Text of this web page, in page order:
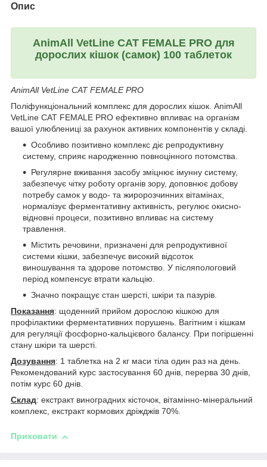
Опис
AnimAll VetLine CAT FEMALE PRO для
дорослих кішок (самок) 100 таблеток
AnimAll VetLine CAT FEMALE PRO
Поліфункціональний комплекс для дорослих кішок. AnimAll
VetLine CAT FEMALE PRO ефективно впливає на організм
вашої улюблениці за рахунок активних компонентів у складі.
Особливо позитивно комплекс діє репродуктивну
систему, сприяє народженню повноцінного потомства.
Регулярне вживання засобу зміцнює імунну систему,
забезпечує чітку роботу органів зору, доповнює добову
потребу самок у водо- та жиророзчинних вітамінах,
нормалізує ферментативну активність, регулює окисно-
відновні процеси, позитивно впливає на систему
травлення.
Містить речовини, призначені для репродуктивної
системи кішки, забезпечує високий відсоток
виношування та здорове потомство. У післяпологовий
період компенсує втрати кальцію.
Значно покращує стан шерсті, шкіри та пазурів.
Показання: щоденний прийом дорослою кішкою для
профілактики ферментативних порушень. Вагітним і кішкам
для регуляції фосфорно-кальцієвого балансу. При погіршенні
стану шкіри та шерсті.
Дозування: 1 таблетка на 2 кг маси тіла один раз на день.
Рекомендований курс застосування 60 днів, перерва 30 днів,
потім курс 60 днів.
Склад: екстракт виноградних кісточок, вітамінно-мінеральний
комплекс, екстракт кормових дріжджів 70%.
Приховати